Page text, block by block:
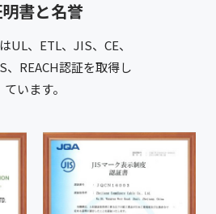
書と名誉
UL、ETL、JIS、CE、
、REACH認証を取得し
ています。